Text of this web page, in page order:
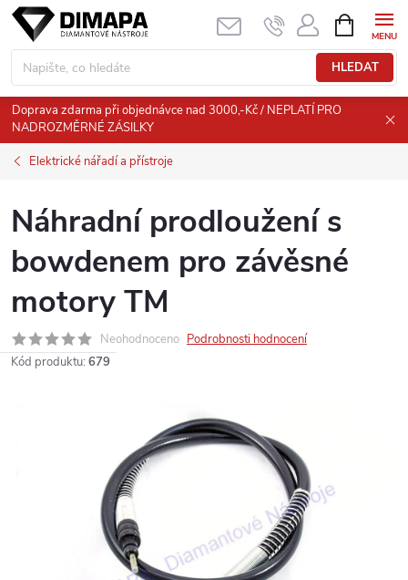
Přejít
obsah
HLEDAT
NÁKUPNÍ
KOŠÍK
Doprava zdarma při objednávce nad 3000,-Kč / NEPLATÍ PRO
NADROZMĚRNÉ ZÁSILKY
Elektrické nářadí a přístroje
Náhradní prodloužení s
bowdenem pro závěsné
motory TM
Neohodnoceno Podrobnosti hodnocení
Kód produktu: 679